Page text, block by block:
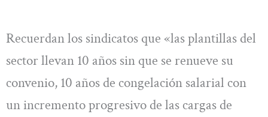
Recuerdan los sindicatos que «las plantillas del
sector llevan 10 años sin que se renueve su
convenio, 10 años de congelación salarial con
un incremento progresivo de las cargas de